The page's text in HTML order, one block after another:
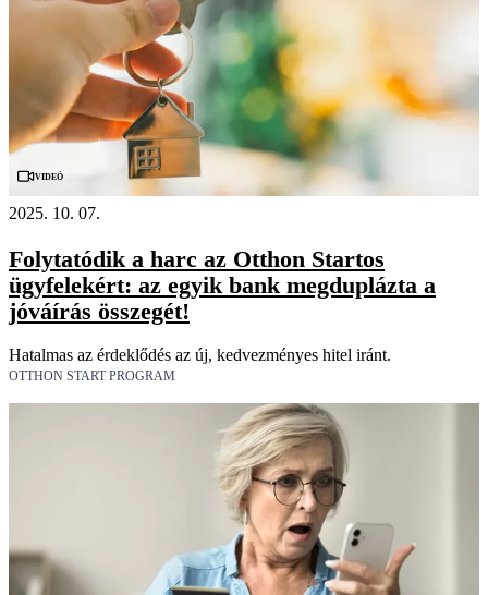
Videó
2025. 10. 07.
Folytatódik a harc az Otthon Startos
ügyfelekért: az egyik bank megduplázta a
jóváírás összegét!
Hatalmas az érdeklődés az új, kedvezményes hitel iránt.
OTTHON START PROGRAM